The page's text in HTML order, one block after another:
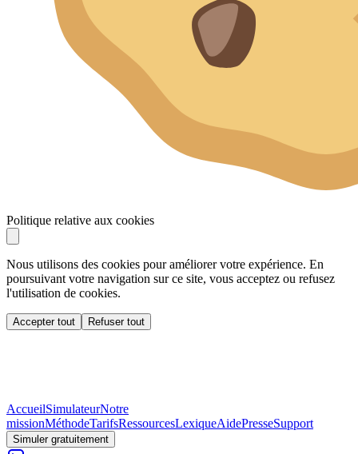
Politique relative aux cookies
Nous utilisons des cookies pour améliorer votre expérience. En
poursuivant votre navigation sur ce site, vous acceptez ou refusez
l'utilisation de cookies.
Accepter tout Refuser tout
AccueilSimulateurNotre
missionMéthodeTarifsRessourcesLexiqueAidePresseSupport
Simuler gratuitement